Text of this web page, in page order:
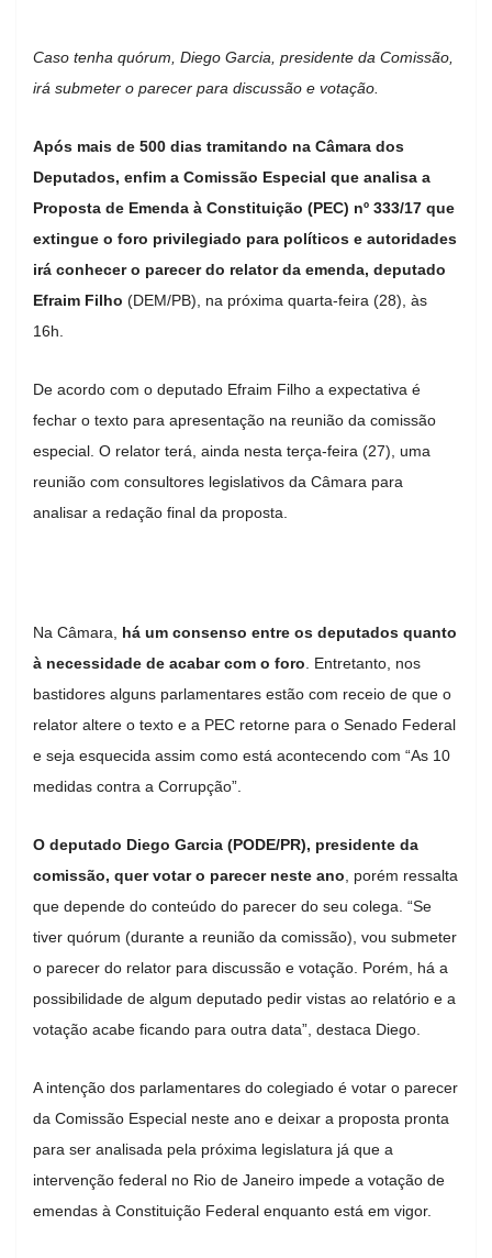
Caso tenha quórum, Diego Garcia, presidente da Comissão,
irá submeter o parecer para discussão e votação.
Após mais de 500 dias tramitando na Câmara dos
Deputados, enfim a Comissão Especial que analisa a
Proposta de Emenda à Constituição (PEC) nº 333/17 que
extingue o foro privilegiado para políticos e autoridades
irá conhecer o parecer do relator da emenda, deputado
Efraim Filho (DEM/PB), na próxima quarta-feira (28), às
16h.
De acordo com o deputado Efraim Filho a expectativa é
fechar o texto para apresentação na reunião da comissão
especial. O relator terá, ainda nesta terça-feira (27), uma
reunião com consultores legislativos da Câmara para
analisar a redação final da proposta.
Na Câmara,
há um consenso entre os deputados quanto
à necessidade de acabar com o foro . Entretanto, nos
bastidores alguns parlamentares estão com receio de que o
relator altere o texto e a PEC retorne para o Senado Federal
e seja esquecida assim como está acontecendo com “As 10
medidas contra a Corrupção”.
O deputado Diego Garcia (PODE/PR), presidente da
comissão, quer votar o parecer neste ano , porém ressalta
que depende do conteúdo do parecer do seu colega. “Se
tiver quórum (durante a reunião da comissão), vou submeter
o parecer do relator para discussão e votação. Porém, há a
possibilidade de algum deputado pedir vistas ao relatório e a
votação acabe ficando para outra data”, destaca Diego.
A intenção dos parlamentares do colegiado é votar o parecer
da Comissão Especial neste ano e deixar a proposta pronta
para ser analisada pela próxima legislatura já que a
intervenção federal no Rio de Janeiro impede a votação de
emendas à Constituição Federal enquanto está em vigor.